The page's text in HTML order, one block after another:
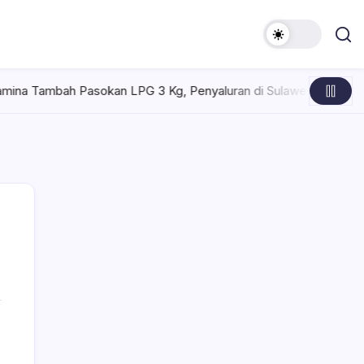
LPG 3 Kg, Penyaluran di Sulawesi Selatan Kondusif